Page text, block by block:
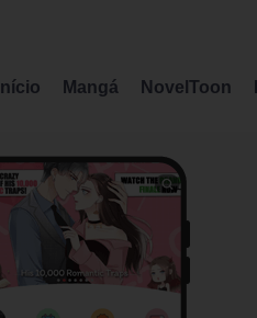
Início Mangá NovelToon